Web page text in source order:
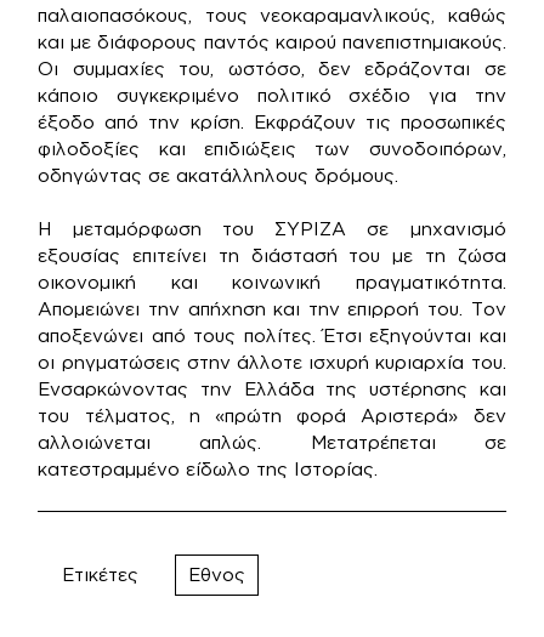
παλαιοπασόκους, τους νεοκαραμανλικούς, καθώς
και με διάφορους παντός καιρού πανεπιστημιακούς.
Οι συμμαχίες του, ωστόσο, δεν εδράζονται σε
κάποιο συγκεκριμένο πολιτικό σχέδιο για την
έξοδο από την κρίση. Εκφράζουν τις προσωπικές
φιλοδοξίες και επιδιώξεις των συνοδοιπόρων,
οδηγώντας σε ακατάλληλους δρόμους.
Η μεταμόρφωση του ΣΥΡΙΖΑ σε μηχανισμό
εξουσίας επιτείνει τη διάστασή του με τη ζώσα
οικονομική και κοινωνική πραγματικότητα.
Απομειώνει την απήχηση και την επιρροή του. Τον
αποξενώνει από τους πολίτες. Έτσι εξηγούνται και
οι ρηγματώσεις στην άλλοτε ισχυρή κυριαρχία του.
Ενσαρκώνοντας την Ελλάδα της υστέρησης και
του τέλματος, η «πρώτη φορά Αριστερά» δεν
αλλοιώνεται απλώς. Μετατρέπεται σε
κατεστραμμένο είδωλο της Ιστορίας.
Ετικέτες Εθνος